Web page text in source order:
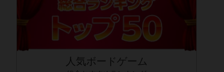
人気ボードゲーム